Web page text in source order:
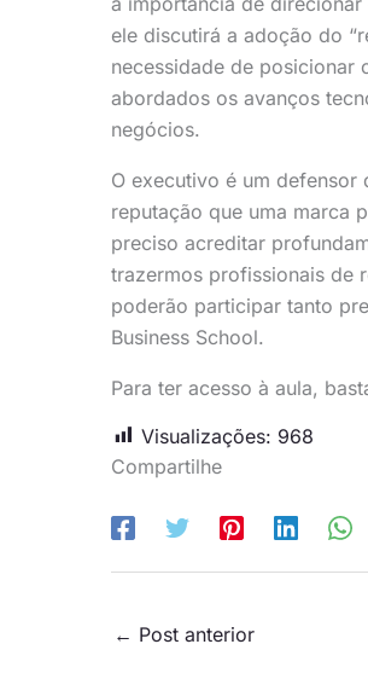
ele discutirá a adoção do
necessidade de posicionar
abordados os avanços
negócios.
O executivo é um
reputação que uma marca
preciso acreditar
trazermos profissionais de
poderão participar tanto
Business School.
Para ter acesso à aula,
Visualizações: 968
Compartilhe
← Post anterior